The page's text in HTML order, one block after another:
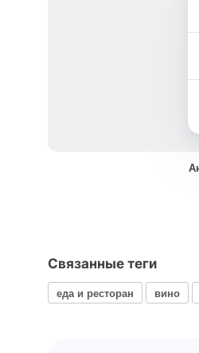
Связанные теги
еда и ресторан вино